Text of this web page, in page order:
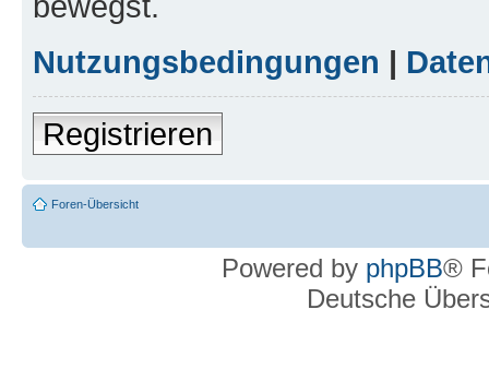
Nutzungsbedingungen |
Registrieren
Foren-Übersicht
Powered by phpBB®
Deutsche